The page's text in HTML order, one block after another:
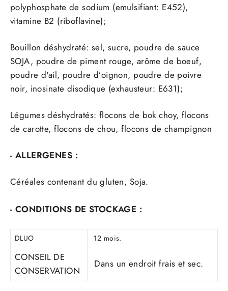
polyphosphate de sodium (emulsifiant: E452),
vitamine B2 (riboflavine);
Bouillon déshydraté: sel, sucre, poudre de sauce
SOJA, poudre de piment rouge, arôme de boeuf,
poudre d'ail, poudre d’oignon, poudre de poivre
noir, inosinate disodique (exhausteur: E631);
Légumes déshydratés: flocons de bok choy, flocons
de carotte, flocons de chou, flocons de champignon
- ALLERGENES :
Céréales contenant du gluten, Soja.
- CONDITIONS DE STOCKAGE :
DLUO 12 mois.
CONSEIL DE
CONSERVATION
Dans un endroit frais et sec.